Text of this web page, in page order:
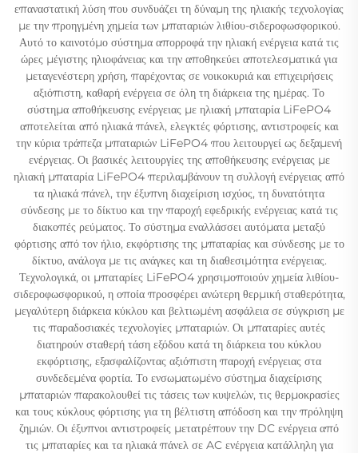
επαναστατική λύση που συνδυάζει τη δύναμη της ηλιακής τεχνολογίας
με την προηγμένη χημεία των μπαταριών λιθίου-σιδεροφωσφορικού.
Αυτό το καινοτόμο σύστημα απορροφά την ηλιακή ενέργεια κατά τις
ώρες μέγιστης ηλιοφάνειας και την αποθηκεύει αποτελεσματικά για
μεταγενέστερη χρήση, παρέχοντας σε νοικοκυριά και επιχειρήσεις
αξιόπιστη, καθαρή ενέργεια σε όλη τη διάρκεια της ημέρας. Το
σύστημα αποθήκευσης ενέργειας με ηλιακή μπαταρία LiFePO4
αποτελείται από ηλιακά πάνελ, ελεγκτές φόρτισης, αντιστροφείς και
την κύρια τράπεζα μπαταριών LiFePO4 που λειτουργεί ως δεξαμενή
ενέργειας. Οι βασικές λειτουργίες της αποθήκευσης ενέργειας με
ηλιακή μπαταρία LiFePO4 περιλαμβάνουν τη συλλογή ενέργειας από
τα ηλιακά πάνελ, την έξυπνη διαχείριση ισχύος, τη δυνατότητα
σύνδεσης με το δίκτυο και την παροχή εφεδρικής ενέργειας κατά τις
διακοπές ρεύματος. Το σύστημα εναλλάσσει αυτόματα μεταξύ
φόρτισης από τον ήλιο, εκφόρτισης της μπαταρίας και σύνδεσης με το
δίκτυο, ανάλογα με τις ανάγκες και τη διαθεσιμότητα ενέργειας.
Τεχνολογικά, οι μπαταρίες LiFePO4 χρησιμοποιούν χημεία λιθίου-
σιδεροφωσφορικού, η οποία προσφέρει ανώτερη θερμική σταθερότητα,
μεγαλύτερη διάρκεια κύκλου και βελτιωμένη ασφάλεια σε σύγκριση με
τις παραδοσιακές τεχνολογίες μπαταριών. Οι μπαταρίες αυτές
διατηρούν σταθερή τάση εξόδου κατά τη διάρκεια του κύκλου
εκφόρτισης, εξασφαλίζοντας αξιόπιστη παροχή ενέργειας στα
συνδεδεμένα φορτία. Το ενσωματωμένο σύστημα διαχείρισης
μπαταριών παρακολουθεί τις τάσεις των κυψελών, τις θερμοκρασίες
και τους κύκλους φόρτισης για τη βέλτιστη απόδοση και την πρόληψη
ζημιών. Οι έξυπνοι αντιστροφείς μετατρέπουν την DC ενέργεια από
τις μπαταρίες και τα ηλιακά πάνελ σε AC ενέργεια κατάλληλη για